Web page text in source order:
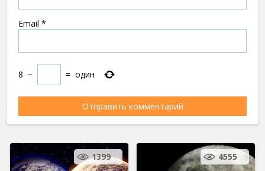
Email *
8 − = один
1399 4555